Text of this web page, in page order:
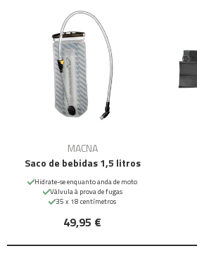
MACNA
Saco de bebidas 1,5 litros
Hidrate-se enquanto anda de moto
Válvula à prova de fugas
35 x 18 centímetros
49,95 €